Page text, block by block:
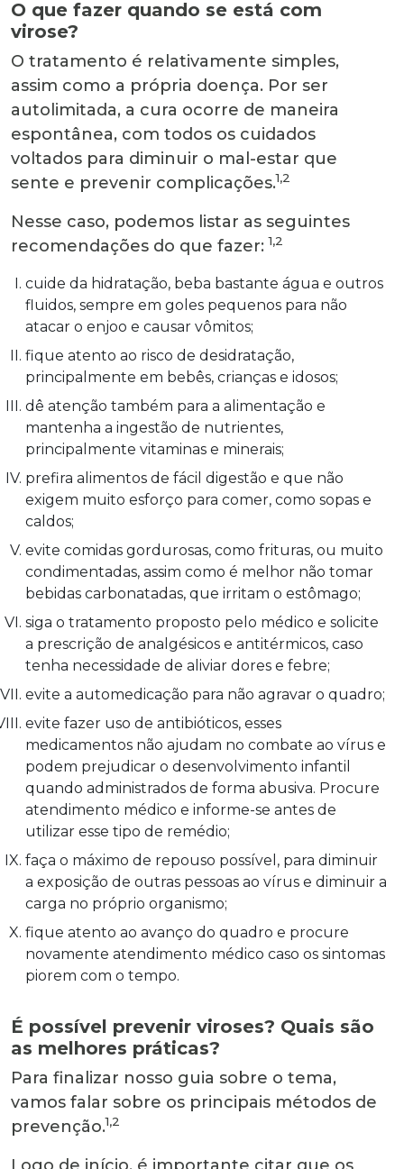
O que fazer quando se está com
virose?
O tratamento é relativamente simples,
assim como a própria doença. Por ser
autolimitada, a cura ocorre de maneira
espontânea, com todos os cuidados
voltados para diminuir o mal-estar que
sente e prevenir complicações.1,2
Nesse caso, podemos listar as seguintes
recomendações do que fazer: 1,2
cuide da hidratação, beba bastante água e outros
fluidos, sempre em goles pequenos para não
atacar o enjoo e causar vômitos;
fique atento ao risco de desidratação,
principalmente em bebês, crianças e idosos;
dê atenção também para a alimentação e
mantenha a ingestão de nutrientes,
principalmente vitaminas e minerais;
prefira alimentos de fácil digestão e que não
exigem muito esforço para comer, como sopas e
caldos;
evite comidas gordurosas, como frituras, ou muito
condimentadas, assim como é melhor não tomar
bebidas carbonatadas, que irritam o estômago;
siga o tratamento proposto pelo médico e solicite
a prescrição de analgésicos e antitérmicos, caso
tenha necessidade de aliviar dores e febre;
evite a automedicação para não agravar o quadro;
evite fazer uso de antibióticos, esses
medicamentos não ajudam no combate ao vírus e
podem prejudicar o desenvolvimento infantil
quando administrados de forma abusiva. Procure
atendimento médico e informe-se antes de
utilizar esse tipo de remédio;
faça o máximo de repouso possível, para diminuir
a exposição de outras pessoas ao vírus e diminuir a
carga no próprio organismo;
fique atento ao avanço do quadro e procure
novamente atendimento médico caso os sintomas
piorem com o tempo.
É possível prevenir viroses? Quais são
as melhores práticas?
Para finalizar nosso guia sobre o tema,
vamos falar sobre os principais métodos de
prevenção.1,2
Logo de início, é importante citar que os